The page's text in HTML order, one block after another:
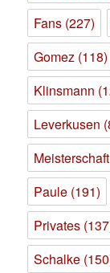
Fans (227)
Gomez (118)
Klinsmann
Leverkusen
Meisterschaft
Paule (191)
Privates
Schalke